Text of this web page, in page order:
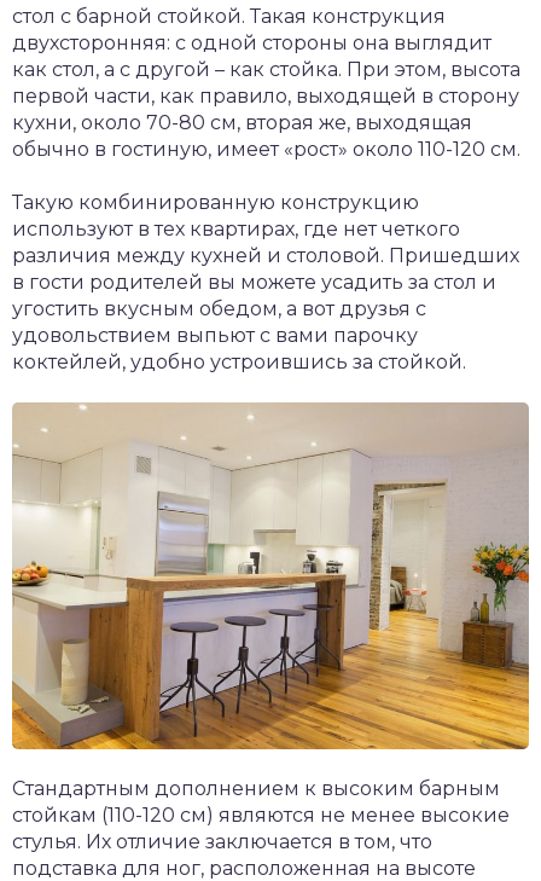
стол с барной стойкой. Такая конструкция
двухсторонняя: с одной стороны она выглядит
как стол, а с другой – как стойка. При этом, высота
первой части, как правило, выходящей в сторону
кухни, около 70-80 см, вторая же, выходящая
обычно в гостиную, имеет «рост» около 110-120 см.
Такую комбинированную конструкцию
используют в тех квартирах, где нет четкого
различия между кухней и столовой. Пришедших
в гости родителей вы можете усадить за стол и
угостить вкусным обедом, а вот друзья с
удовольствием выпьют с вами парочку
коктейлей, удобно устроившись за стойкой.
Стандартным дополнением к высоким барным
стойкам (110-120 см) являются не менее высокие
стулья. Их отличие заключается в том, что
подставка для ног, расположенная на высоте